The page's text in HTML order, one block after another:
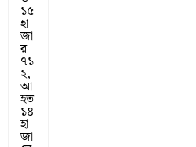
১৫
হা
জা
র
৭১
২,
আ
হত
১৪
হা
জা